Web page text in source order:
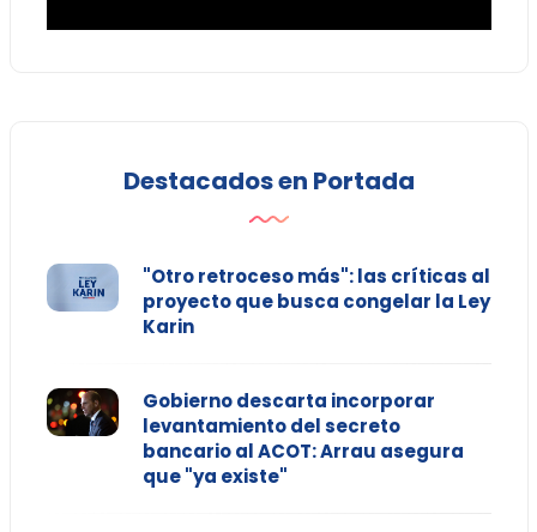
Destacados en Portada
"Otro retroceso más": las críticas al
proyecto que busca congelar la Ley
Karin
Gobierno descarta incorporar
levantamiento del secreto
bancario al ACOT: Arrau asegura
que "ya existe"